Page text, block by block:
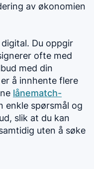
av økonomien
Du oppgir
ofte med
med din
å innhente flere
lånematch-
enkle spørsmål og
slik at du kan
uten å søke